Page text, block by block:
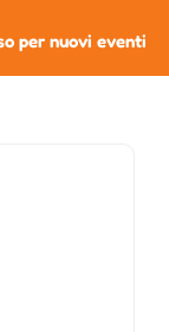
per nuovi eventi